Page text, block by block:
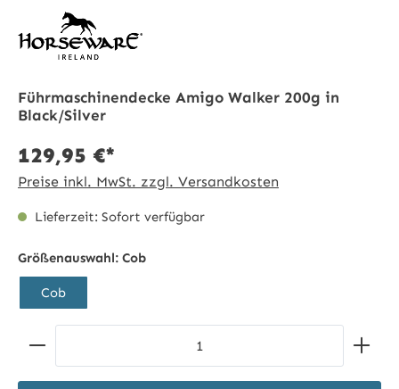
Führmaschinendecke Amigo Walker 200g in
Black/Silver
129,95 €*
Preise inkl. MwSt. zzgl. Versandkosten
Lieferzeit: Sofort verfügbar
Größenauswahl: Cob
Cob
Produkt Anzahl: Gib den gewünschten Wert ein